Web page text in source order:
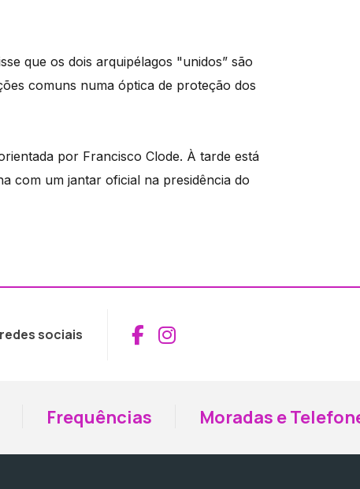
que os dois arquipélagos "unidos” são
comuns numa óptica de proteção dos
por Francisco Clode. À tarde está
com um jantar oficial na presidência do
sociais Aceder ao Facebook
Aceder ao
Frequências Moradas e